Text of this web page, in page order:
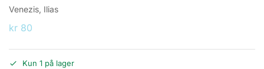
Venezis, Ilias
kr 80
Kun 1 på lager